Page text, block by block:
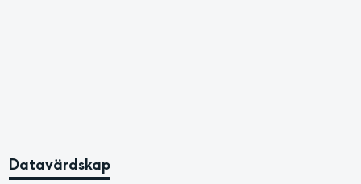
Datavärdskap